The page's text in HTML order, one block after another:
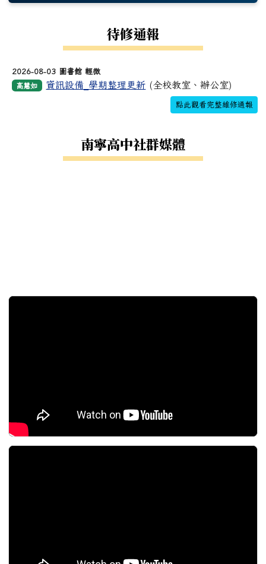
待修通報
2026-08-03 圖書館 輕微
高慧如 資訊設備_學期整理更新 (全校教室、辦公室)
點此觀看完整維修通報
南寧高中社群媒體